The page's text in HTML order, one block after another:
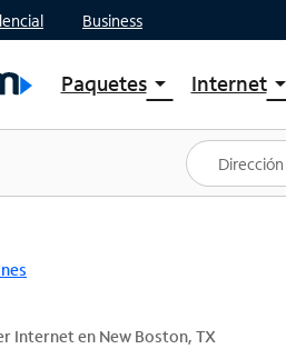
Business
Paquetesarrow_drop_down
Ver paquetes
Spectrum One
Mejores ofertas
Internetarrow_drop_down
Planes
Internet en New Boston, TX